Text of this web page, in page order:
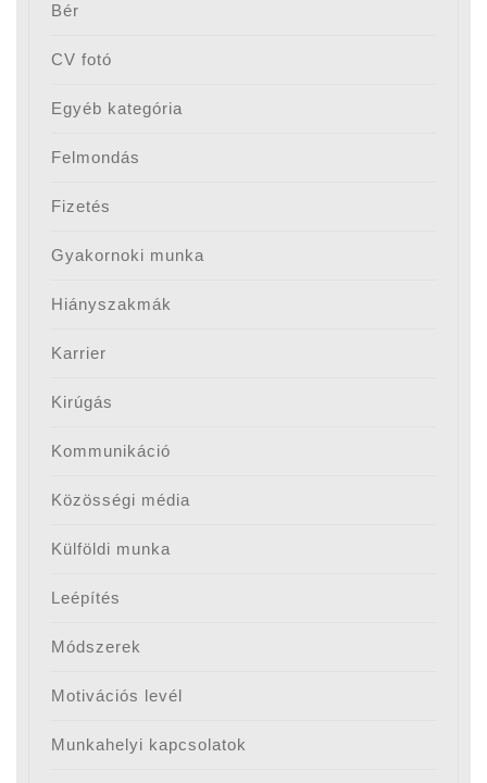
Bér
CV fotó
Egyéb kategória
Felmondás
Fizetés
Gyakornoki munka
Hiányszakmák
Karrier
Kirúgás
Kommunikáció
Közösségi média
Külföldi munka
Leépítés
Módszerek
Motivációs levél
Munkahelyi kapcsolatok